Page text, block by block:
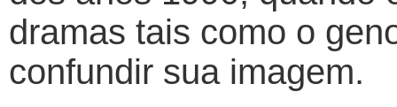
dramas tais como o
confundir sua imagem.